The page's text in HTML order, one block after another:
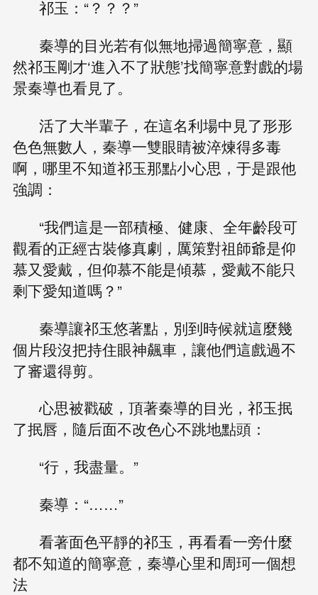
祁玉：“？？？”
秦導的目光若有似無地掃過簡寧意，顯
然祁玉剛才‘進入不了狀態’找簡寧意對戲的場
景秦導也看見了。
活了大半輩子，在這名利場中見了形形
色色無數人，秦導一雙眼睛被淬煉得多毒
啊，哪里不知道祁玉那點小心思，于是跟他
強調：
“我們這是一部積極、健康、全年齡段可
觀看的正經古裝修真劇，厲策對祖師爺是仰
慕又愛戴，但仰慕不能是傾慕，愛戴不能只
剩下愛知道嗎？”
秦導讓祁玉悠著點，別到時候就這麼幾
個片段沒把持住眼神飆車，讓他們這戲過不
了審還得剪。
心思被戳破，頂著秦導的目光，祁玉抿
了抿唇，隨后面不改色心不跳地點頭：
“行，我盡量。”
秦導：“……”
看著面色平靜的祁玉，再看看一旁什麼
都不知道的簡寧意，秦導心里和周珂一個想
法